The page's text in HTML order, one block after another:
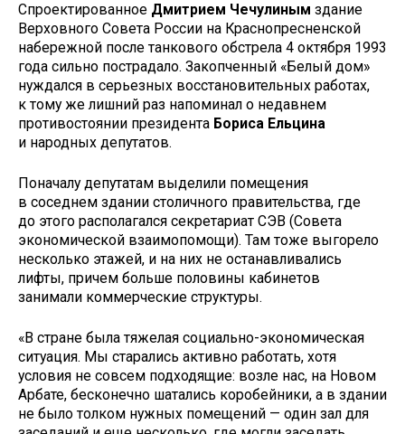
Спроектированное Дмитрием Чечулиным здание
Верховного Совета России на Краснопресненской
набережной после танкового обстрела 4 октября 1993
года сильно пострадало. Закопченный «Белый дом»
нуждался в серьезных восстановительных работах,
к тому же лишний раз напоминал о недавнем
противостоянии президента Бориса Ельцина
и народных депутатов.
Поначалу депутатам выделили помещения
в соседнем здании столичного правительства, где
до этого располагался секретариат СЭВ (Совета
экономической взаимопомощи). Там тоже выгорело
несколько этажей, и на них не останавливались
лифты, причем больше половины кабинетов
занимали коммерческие структуры.
«В стране была тяжелая социально-экономическая
ситуация. Мы старались активно работать, хотя
условия не совсем подходящие: возле нас, на Новом
Арбате, бесконечно шатались коробейники, а в здании
не было толком нужных помещений — один зал для